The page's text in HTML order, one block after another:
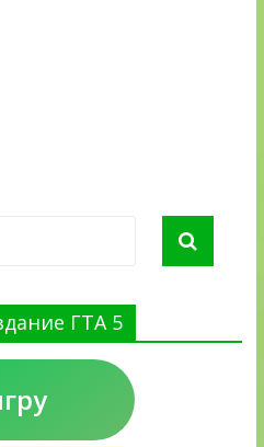
ГТА 5